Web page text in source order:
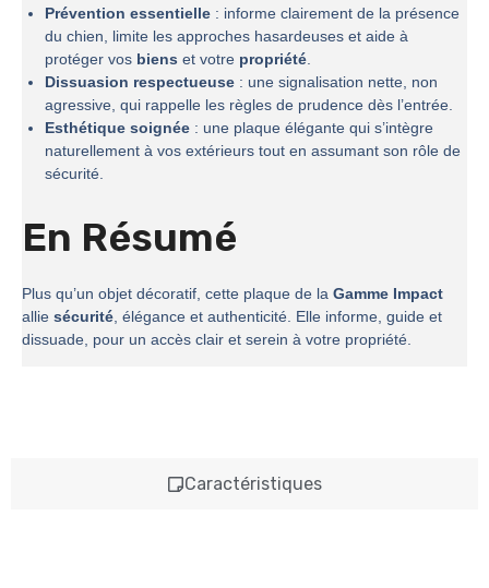
Caractéristiques
Prévention essentielle : informe clairement de la présence
du chien, limite les approches hasardeuses et aide à
protéger vos biens et votre propriété.
Dissuasion respectueuse : une signalisation nette, non
agressive, qui rappelle les règles de prudence dès l’entrée.
Esthétique soignée : une plaque élégante qui s’intègre
naturellement à vos extérieurs tout en assumant son rôle de
sécurité.
En Résumé
Plus qu’un objet décoratif, cette plaque de la Gamme Impact
allie sécurité, élégance et authenticité. Elle informe, guide et
dissuade, pour un accès clair et serein à votre propriété.